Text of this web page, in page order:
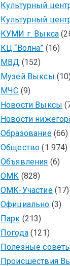
Культурный
Культурный
КУМИ г. Выкса
КЦ “Волна” (16)
МВД (152)
Музей Выксы
МЧС (9)
Новости Выксы
Новости
Образование(66)
Общество (1 974)
Объявления (6)
ОМК (828)
ОМК-Участие(17)
Официально (3)
Парк (213)
Погода(121)
Полезные
Происшествия